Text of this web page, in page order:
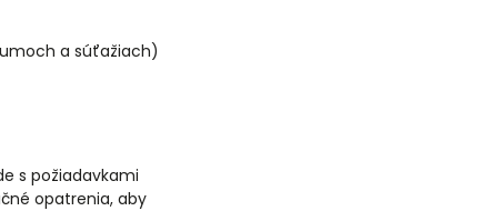
a súťažiach)
s požiadavkami
opatrenia, aby